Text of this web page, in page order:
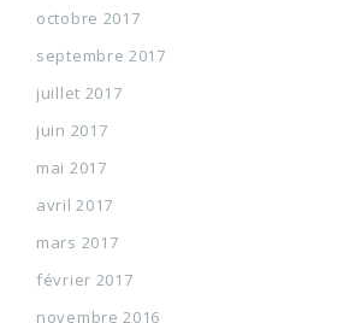
octobre 2017
septembre 2017
juillet 2017
juin 2017
mai 2017
avril 2017
mars 2017
février 2017
novembre 2016